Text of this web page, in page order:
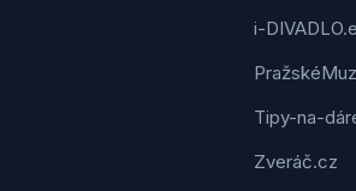
i-
Tipy-na-
Zveráč.cz